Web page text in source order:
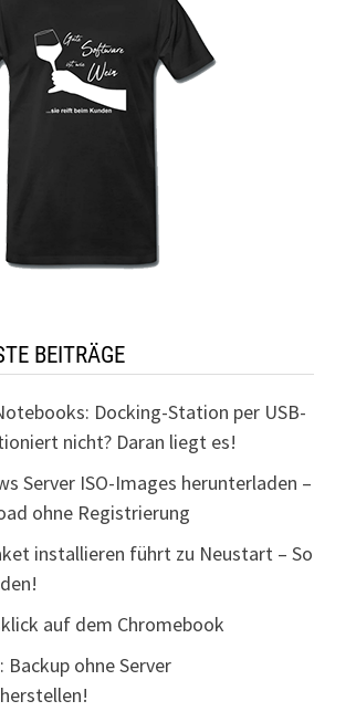
BEITRÄGE
Docking-Station per USB-
nicht? Daran liegt es!
Server ISO-Images herunterladen –
ohne Registrierung
installieren führt zu Neustart – So
auf dem Chromebook
Backup ohne Server